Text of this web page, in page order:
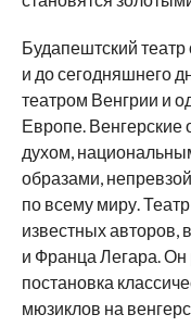
Будапештский
и до сегодняшнего
театром Венгрии и
Европе. Венгерские
духом,
образами,
по всему миру.
известных авторов,
и Франца Легара. Он
постановка
мюзиклов на